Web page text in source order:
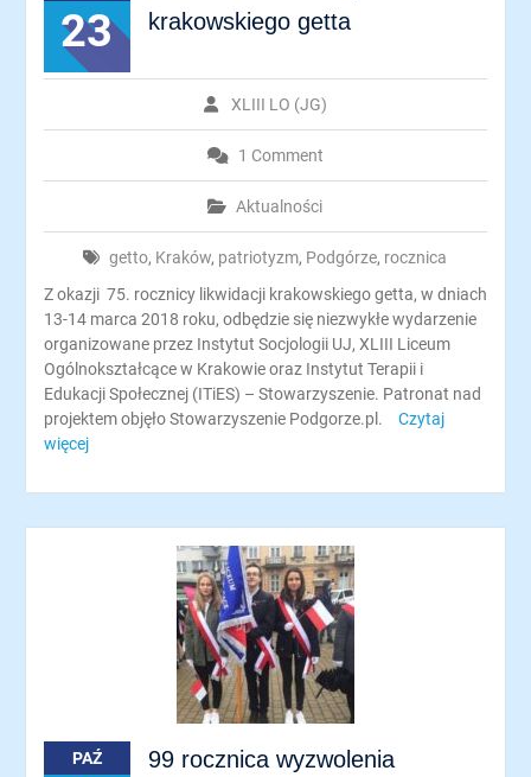
23
krakowskiego getta
XLIII LO (JG)
1 Comment
Aktualności
getto, Kraków, patriotyzm, Podgórze, rocznica
Z okazji 75. rocznicy likwidacji krakowskiego getta, w dniach
13-14 marca 2018 roku, odbędzie się niezwykłe wydarzenie
organizowane przez Instytut Socjologii UJ, XLIII Liceum
Ogólnokształcące w Krakowie oraz Instytut Terapii i
Edukacji Społecznej (ITiES) – Stowarzyszenie. Patronat nad
projektem objęło Stowarzyszenie Podgorze.pl.
Czytaj
więcej
PAŹ
99 rocznica wyzwolenia